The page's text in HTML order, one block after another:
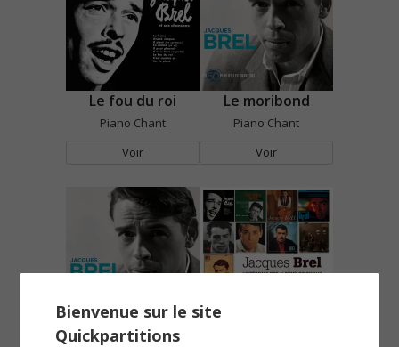
Le fou du roi
Piano Chant
Voir
Le moribond
Piano Chant
Voir
Le prochain amour
Bienvenue sur le site
Quickpartitions